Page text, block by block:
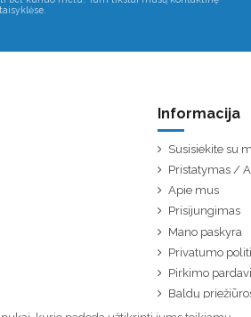
Informacija
Susisiekite su
Pristatymas /
Apie mus
Prisijungimas
Mano paskyra
Privatumo
Pirkimo
Baldų